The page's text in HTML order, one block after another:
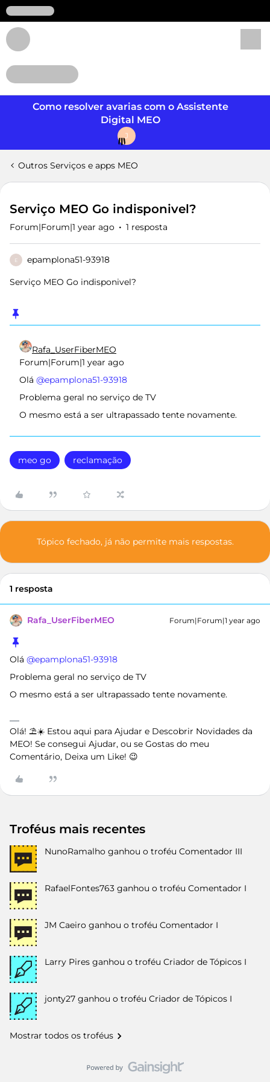
Como resolver avarias com o Assistente
Digital MEO
J
Outros Serviços e apps MEO
Serviço MEO Go indisponivel?
Forum|Forum|1 year ago 1 resposta
E epamplona51-93918
Serviço MEO Go indisponivel?
Rafa_UserFiberMEO
Forum|Forum|1 year ago
Olá ​ @epamplona51-93918
Problema geral no serviço de TV
O mesmo está a ser ultrapassado tente novamente.
meo go reclamação
Tópico fechado, já não permite mais respostas.
1 resposta
Rafa_UserFiberMEO Forum|Forum|1 year ago
Olá ​ @epamplona51-93918
Problema geral no serviço de TV
O mesmo está a ser ultrapassado tente novamente.
Olá! ⛱️☀️ Estou aqui para Ajudar e Descobrir Novidades da
MEO! Se consegui Ajudar, ou se Gostas do meu
Comentário, Deixa um Like! 😉
Troféus mais recentes
NunoRamalho ganhou o troféu Comentador III
RafaelFontes763 ganhou o troféu Comentador I
JM Caeiro ganhou o troféu Comentador I
Larry Pires ganhou o troféu Criador de Tópicos I
jonty27 ganhou o troféu Criador de Tópicos I
Mostrar todos os troféus